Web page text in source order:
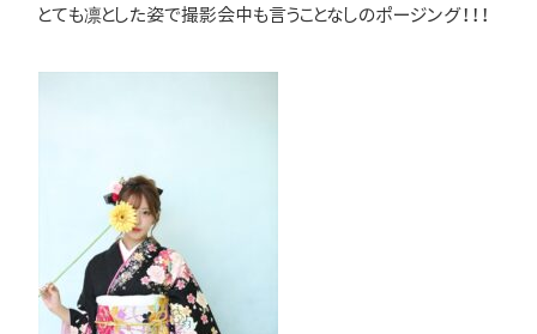
とても凛とした姿で撮影会中も言うことなしのポージング！！！